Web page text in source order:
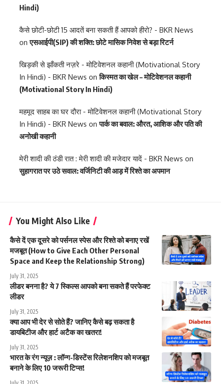
Hindi)
कैसे छोटी-छोटी 15 आदतें बना सकती हैं आपको हीरो? - BKR News
onएसआईपी(SIP) की शक्ति: छोटे मासिक निवेश से बड़ा रिटर्न
खिड़की से झाँकती नज़रे - मोटिवेशनल कहानी (Motivational Story
In Hindi) - BKR News onकिस्मत का खेल – मोटिवेशनल कहानी
(Motivational Story In Hindi)
महमूद साहब का घर दौरा - मोटिवेशनल कहानी (Motivational Story
In Hindi) - BKR News onपार्क का बवाल: औरत, आशिक और पति की
अनोखी कहानी
मेरी शादी की ठंडी रात : मेरी शादी की मजेदार यादें - BKR News on
सुहागरात पर उठे सवाल: वर्जिनिटी की आड़ में रिश्ते का अपमान
You Might Also Like
कैसे दें एक दूसरे को पर्सनल स्पेस और रिश्ते को बनाए रखें
मजबूत (How to Give Each Other Personal
Space and Keep the Relationship Strong)
July 31, 2025
लीडर बनना है? ये 7 स्किल्स आपको बना सकते हैं परफेक्ट
लीडर
July 31, 2025
क्या आप भी देर से सोते हैं? जानिए कैसे बढ़ सकता है
डायबिटीज और हार्ट अटैक का खतरा!
July 31, 2025
भारत के रंग न्यूज़ : लॉन्ग-डिस्टेंस रिलेशनशिप को मजबूत
बनाने के लिए 10 जरूरी टिप्स!